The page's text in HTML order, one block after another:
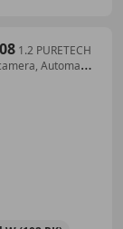
1.2 PURETECH
Automaat,